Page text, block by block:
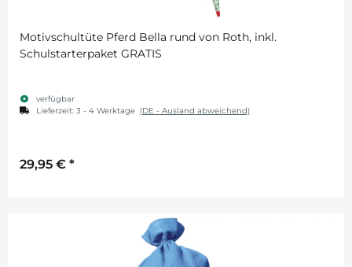
Motivschultüte Pferd Bella rund von Roth, inkl.
Schulstarterpaket GRATIS
verfügbar
Lieferzeit: 3 - 4 Werktage (DE - Ausland abweichend)
29,95 € *